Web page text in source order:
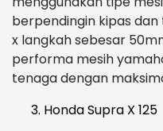
berpendingin kipas
x langkah sebesar
performa mesih
tenaga dengan
Honda Supra X 125